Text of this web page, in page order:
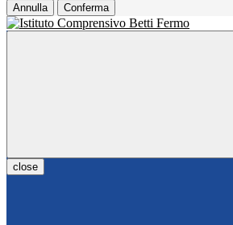
Annulla Conferma
close